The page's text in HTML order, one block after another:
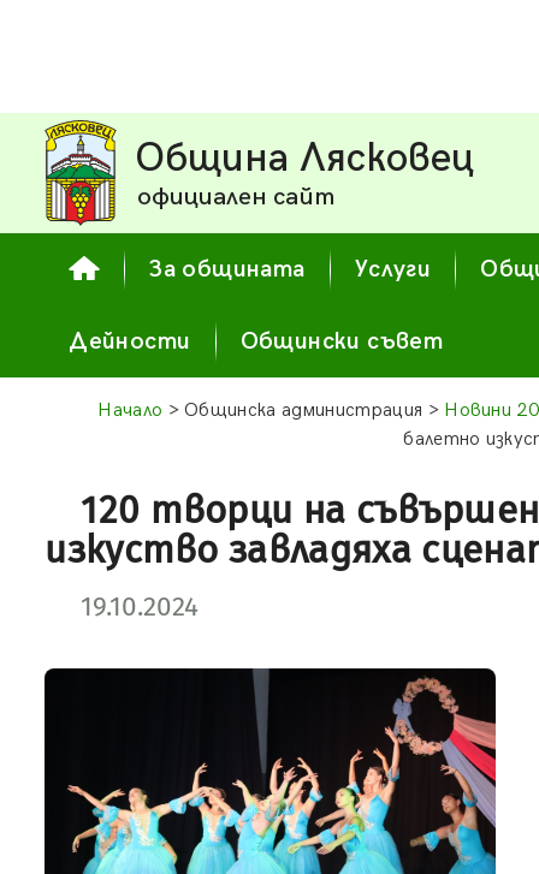
Община Лясковец
официален сайт
За общината Услуги
Дейности Общински съвет
Начало > Общинска администрация > Новини
балетно
120 творци на
изкуство завладяха
19.10.2024